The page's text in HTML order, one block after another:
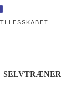
SELVTRÆNER